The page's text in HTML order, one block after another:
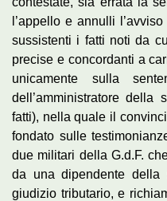
l’appello e annulli
sussistenti i fatti noti da
precise e concordanti a
unicamente sulla
dell’amministratore della
fatti), nella quale il
fondato sulle
due militari della G.d.F.
da una dipendente della
giudizio tributario, e